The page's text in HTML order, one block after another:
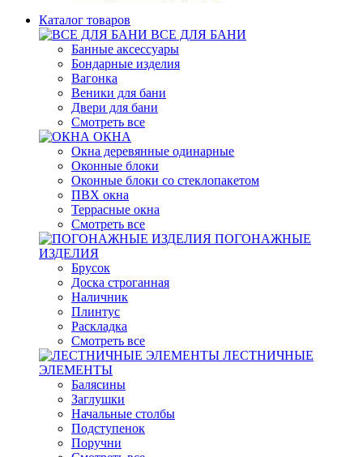
Каталог товаров
ВСЕ ДЛЯ БАНИ
Банные аксессуары
Бондарные изделия
Вагонка
Веники для бани
Двери для бани
Смотреть все
ОКНА
Окна деревянные одинарные
Оконные блоки
Оконные блоки со стеклопакетом
ПВХ окна
Террасные окна
Смотреть все
ПОГОНАЖНЫЕ
ИЗДЕЛИЯ
Брусок
Доска строганная
Наличник
Плинтус
Раскладка
Смотреть все
ЛЕСТНИЧНЫЕ
ЭЛЕМЕНТЫ
Балясины
Заглушки
Начальные столбы
Подступенок
Поручни